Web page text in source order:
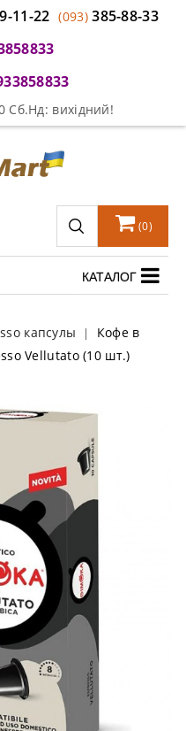
11-22 (093)385-88-33
Сб.Нд: вихідний!
(0)
КАТАЛОГ
капсулы
Кофе в
Vellutato (10 шт.)